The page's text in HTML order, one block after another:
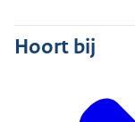
Hoort bij